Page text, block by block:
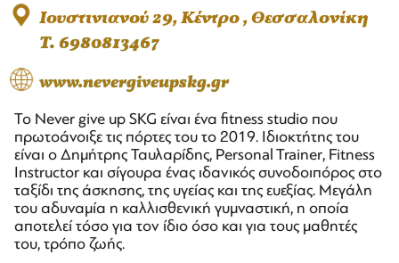
Ιουστινιανού 29, Κέντρο , Θεσσαλονίκη
T. 6980813467
www.nevergiveupskg.gr
Το Never give up SKG είναι ένα fitness studio που
πρωτοάνοιξε τις πόρτες του το 2019. Ιδιοκτήτης του
είναι ο Δημήτρης Ταυλαρίδης, Personal Trainer, Fitness
Instructor και σίγουρα ένας ιδανικός συνοδοιπόρος στο
ταξίδι της άσκησης, της υγείας και της ευεξίας. Μεγάλη
του αδυναμία η καλλισθενική γυμναστική, η οποία
αποτελεί τόσο για τον ίδιο όσο και για τους μαθητές
του, τρόπο ζωής.